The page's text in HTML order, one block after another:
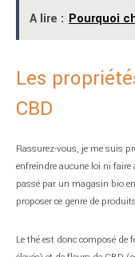
A lire : Pourquoi
Les
CBD
Rassurez-vous, je me suis
enfreindre aucune loi ni
passé par un magasin bio
proposer ce genre de
Le thé est donc composé de